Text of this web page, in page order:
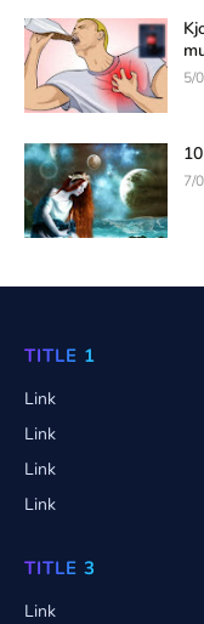
5/
7/
TITLE 1
Link
Link
Link
Link
TITLE 3
Link